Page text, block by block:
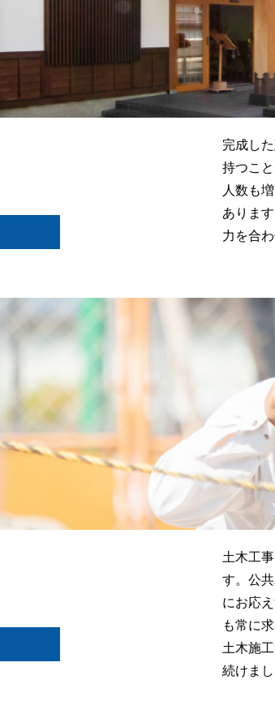
完成し
持つこ
人数も
あります
力を合
土木工
す。公
にお応
も常に
土木施
続けまし